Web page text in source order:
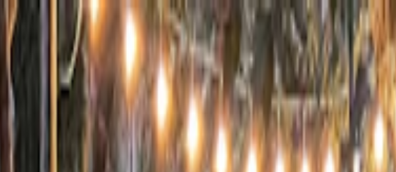
flexibles, et prix des vols stables depuis plus d'un an.